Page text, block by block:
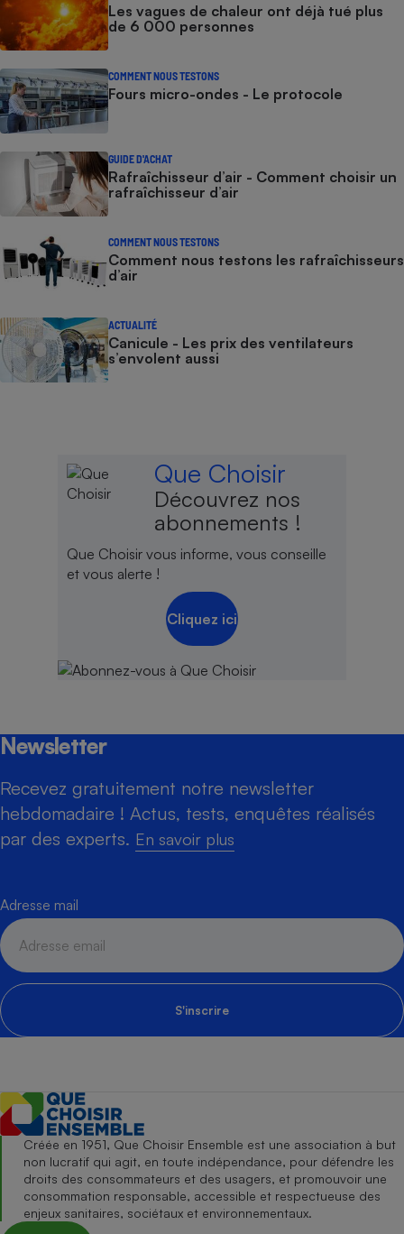
Les vagues de chaleur ont déjà tué plus
de 6 000 personnes
COMMENT NOUS TESTONS
Fours micro-ondes - Le protocole
GUIDE D'ACHAT
Rafraîchisseur d’air - Comment choisir un
rafraîchisseur d’air
COMMENT NOUS TESTONS
Comment nous testons les rafraîchisseurs
d’air
ACTUALITÉ
Canicule - Les prix des ventilateurs
s’envolent aussi
Que Choisir
Découvrez nos
abonnements !
Que Choisir vous informe, vous conseille
et vous alerte !
Cliquez ici
Newsletter
Recevez gratuitement notre newsletter
hebdomadaire ! Actus, tests, enquêtes réalisés
par des experts. En savoir plus
Adresse mail
S'inscrire
Créée en 1951, Que Choisir Ensemble est une association à but
non lucratif qui agit, en toute indépendance, pour défendre les
droits des consommateurs et des usagers, et promouvoir une
consommation responsable, accessible et respectueuse des
enjeux sanitaires, sociétaux et environnementaux.